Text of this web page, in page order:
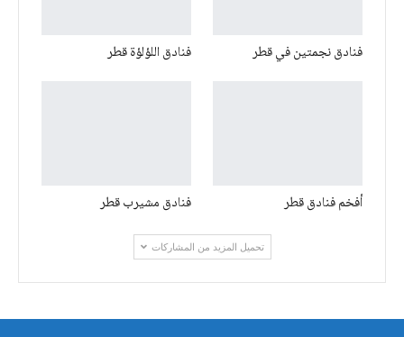
فنادق نجمتين في قطر فنادق اللؤلؤة قطر
أفخم فنادق قطر فنادق مشيرب قطر
تحميل المزيد من المشاركات